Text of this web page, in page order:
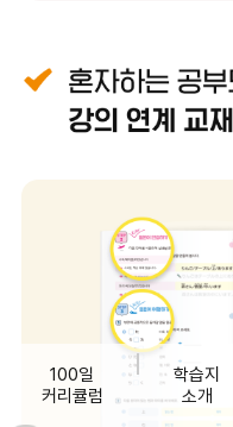
100일
커리큘럼
학습지
소개